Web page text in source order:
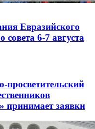
Евразийского
6-7 августа
принимает заявки